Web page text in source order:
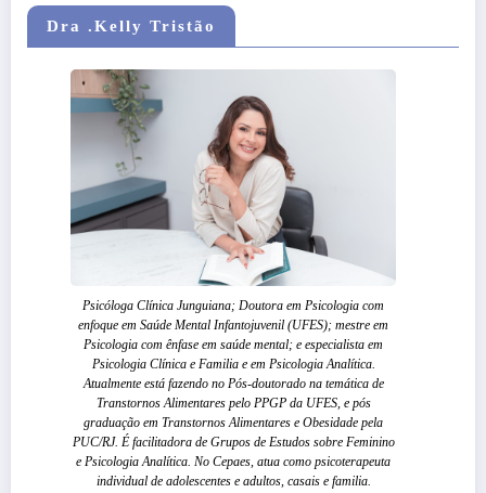
Dra .Kelly Tristão
Psicóloga Clínica Junguiana; Doutora em Psicologia com
enfoque em Saúde Mental Infantojuvenil (UFES); mestre em
Psicologia com ênfase em saúde mental; e especialista em
Psicologia Clínica e Familia e em Psicologia Analítica.
Atualmente está fazendo no Pós-doutorado na temática de
Transtornos Alimentares pelo PPGP da UFES, e pós
graduação em Transtornos Alimentares e Obesidade pela
PUC/RJ. É facilitadora de Grupos de Estudos sobre Feminino
e Psicologia Analítica. No Cepaes, atua como psicoterapeuta
individual de adolescentes e adultos, casais e familia.